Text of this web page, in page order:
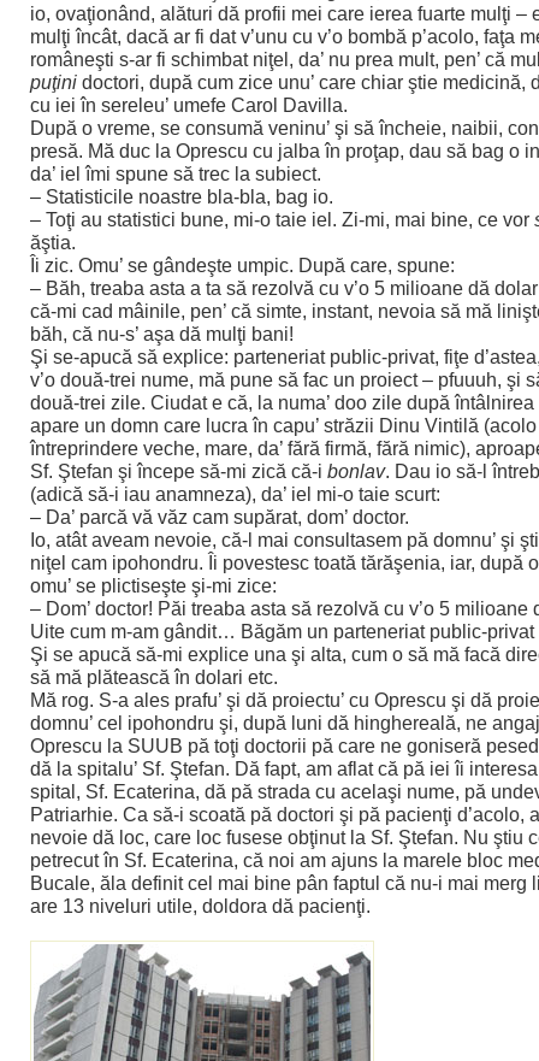
io, ovaţionând, alături dă profii mei care ierea fuarte mulţi –
mulţi încât, dacă ar fi dat v’unu cu v’o bombă p’acolo, faţa
româneşti s-ar fi schimbat niţel, da’ nu prea mult, pen’ că
puţini doctori, după cum zice unu’ care chiar ştie medicină,
cu iei în sereleu’ umefe Carol Davilla.
După o vreme, se consumă veninu’ şi să încheie, naibii,
presă. Mă duc la Oprescu cu jalba în proţap, dau să bag o
da’ iel îmi spune să trec la subiect.
– Statisticile noastre bla-bla, bag io.
– Toţi au statistici bune, mi-o taie iel. Zi-mi, mai bine, ce vor
ăştia.
Îi zic. Omu’ se gândeşte umpic. După care, spune:
– Băh, treaba asta a ta să rezolvă cu v’o 5 milioane dă
că-mi cad mâinile, pen’ că simte, instant, nevoia să mă
băh, că nu-s’ aşa dă mulţi bani!
Şi se-apucă să explice: parteneriat public-privat, fiţe
v’o două-trei nume, mă pune să fac un proiect – pfuuuh, şi
două-trei zile. Ciudat e că, la numa’ doo zile după
apare un domn care lucra în capu’ străzii Dinu Vintilă
întreprindere veche, mare, da’ fără firmă, fără nimic),
Sf. Ştefan şi începe să-mi zică că-i bonlav. Dau io să-l
(adică să-i iau anamneza), da’ iel mi-o taie scurt:
– Da’ parcă vă văz cam supărat, dom’ doctor.
Io, atât aveam nevoie, că-l mai consultasem pă domnu’ şi
niţel cam ipohondru. Îi povestesc toată tărăşenia, iar, după
omu’ se plictiseşte şi-mi zice:
– Dom’ doctor! Păi treaba asta să rezolvă cu v’o 5 milioane
Uite cum m-am gândit… Băgăm un parteneriat public-
Şi se apucă să-mi explice una şi alta, cum o să mă facă
să mă plătească în dolari etc.
Mă rog. S-a ales prafu’ şi dă proiectu’ cu Oprescu şi dă
domnu’ cel ipohondru şi, după luni dă hinghereală, ne
Oprescu la SUUB pă toţi doctorii pă care ne goniseră
dă la spitalu’ Sf. Ştefan. Dă fapt, am aflat că pă iei îi
spital, Sf. Ecaterina, dă pă strada cu acelaşi nume, pă
Patriarhie. Ca să-i scoată pă doctori şi pă pacienţi d’acolo,
nevoie dă loc, care loc fusese obţinut la Sf. Ştefan. Nu ştiu
petrecut în Sf. Ecaterina, că noi am ajuns la marele bloc
Bucale, ăla definit cel mai bine pân faptul că nu-i mai merg
are 13 niveluri utile, doldora dă pacienţi.